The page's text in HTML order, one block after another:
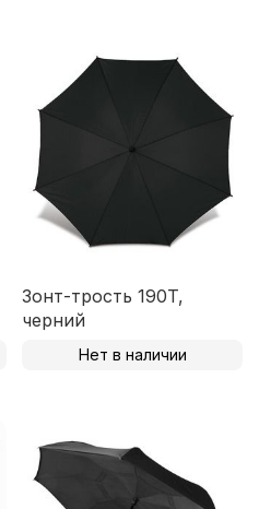
Зонт-трость 190T,
черний
Нет в наличии